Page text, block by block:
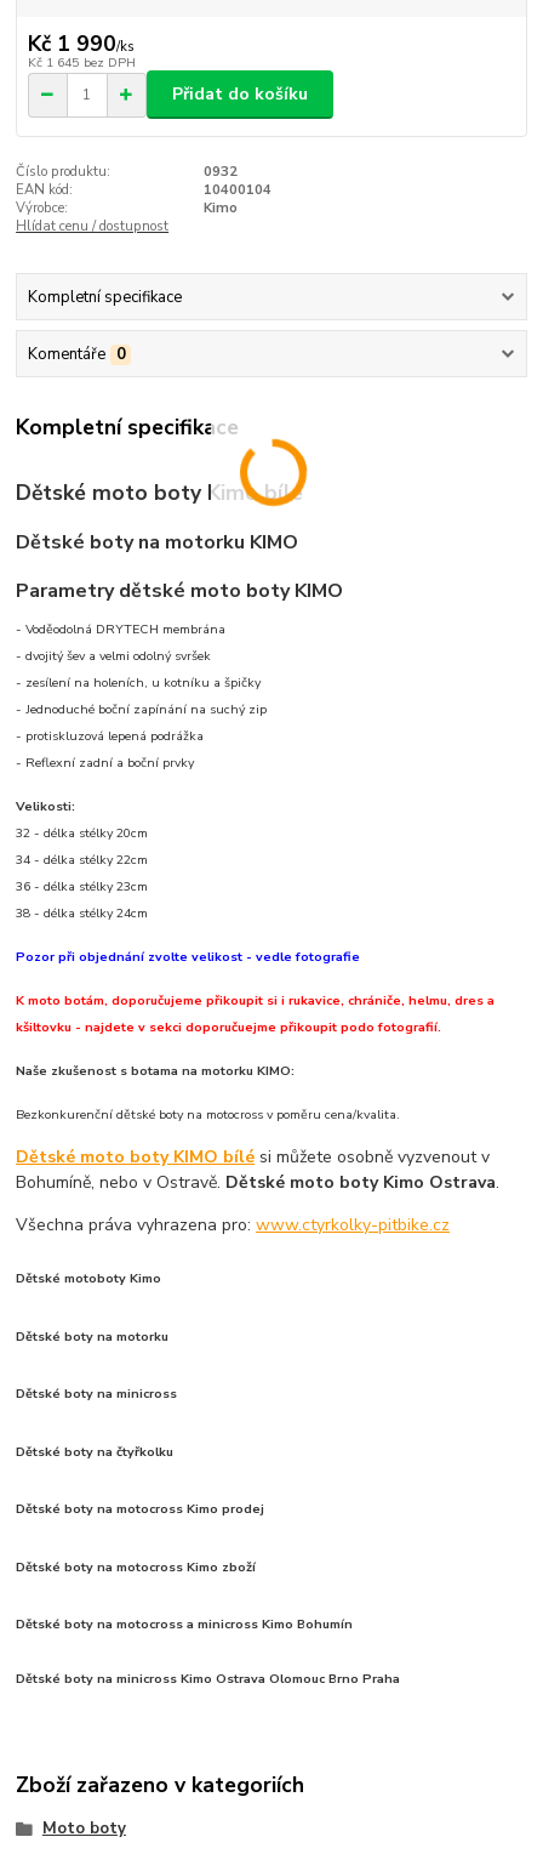
Kč 1 990/ks
Kč 1 645 bez DPH
Přidat do košíku
Číslo produktu:
0932
EAN kód:
10400104
Výrobce:
Kimo
Hlídat cenu / dostupnost
Kompletní specifikace
Komentáře 0
Kompletní specifikace
Dětské moto boty Kimo bílé
Dětské boty na motorku KIMO
Parametry dětské moto boty KIMO
- Voděodolná DRYTECH membrána
- dvojitý šev a velmi odolný svršek
- zesílení na holeních, u kotníku a špičky
- Jednoduché boční zapínání na suchý zip
- protiskluzová lepená podrážka
- Reflexní zadní a boční prvky
Velikosti:
32 - délka stélky 20cm
34 - délka stélky 22cm
36 - délka stélky 23cm
38 - délka stélky 24cm
Pozor při objednání zvolte velikost - vedle fotografie
K moto botám, doporučujeme přikoupit si i rukavice, chrániče, helmu, dres a
kšiltovku - najdete v sekci doporučuejme přikoupit podo fotografií.
Naše zkušenost s botama na motorku KIMO:
Bezkonkurenční dětské boty na motocross v poměru cena/kvalita.
Dětské moto boty KIMO bílé si můžete osobně vyzvenout v
Bohumíně, nebo v Ostravě. Dětské moto boty Kimo Ostrava.
Všechna práva vyhrazena pro:www.ctyrkolky-pitbike.cz
Dětské motoboty Kimo
Dětské boty na motorku
Dětské boty na minicross
Dětské boty na čtyřkolku
Dětské boty na motocross Kimo prodej
Dětské boty na motocross Kimo zboží
Dětské boty na motocross a minicross Kimo Bohumín
Dětské boty na minicross Kimo Ostrava Olomouc Brno Praha
Zboží zařazeno v kategoriích
Moto boty